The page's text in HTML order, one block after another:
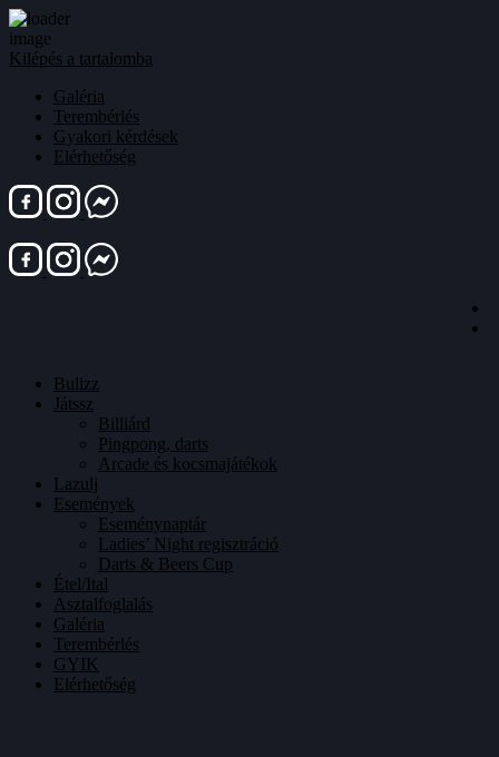
Kilépés a tartalomba
Galéria
Terembérlés
Gyakori kérdések
Elérhetőség
Bulizz
Játssz
Billiárd
Pingpong, darts
Arcade és kocsmajátékok
Lazulj
Események
Eseménynaptár
Ladies’ Night regisztráció
Darts & Beers Cup
Étel/Ital
Asztalfoglalás
Galéria
Terembérlés
GYIK
Elérhetőség